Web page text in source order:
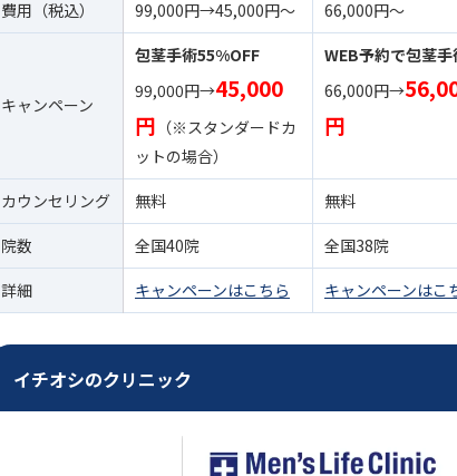
費用（税込） 99,000円→45,000円〜 66,000円〜
キャンペーン
包茎手術55%OFF
99,000円→45,000
円 （※スタンダードカ
ットの場合）
WEB予約で包茎手
66,000円→
円
カウンセリング 無料 無料
院数
全国40院 全国38院
詳細
キャンペーンはこちら キャンペーンはこ
イチオシのクリニック